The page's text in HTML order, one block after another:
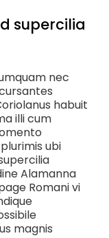
supercilia
nec
habuit
illi cum
ubi
Alamanna
Romani vi
magnis